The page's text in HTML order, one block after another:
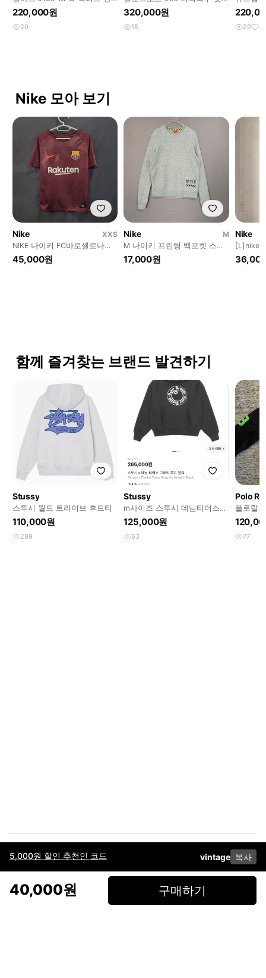
5,000원 할인 추천인 코드 vintage 복사
40,000원 구매하기
장 후드워크자켓 H3268
220,000원
20
볼 바라쿠타 헤링턴 자켓
H3267
320,000원
18
드집업
29 3
Nike 모아 보기
Nike
XXS
NIKE 나이키 FC바로셀로나
17~18 키즈 유니폼
45,000원
Nike
M
M 나이키 프린팅 백포켓 스웻
셔츠 맨투맨
17,000원
Nike
[L]nike
스
함께 즐겨찾는 브랜드 발견하기
Stussy
스투시 월드 트라이브 후드티
110,000원
289
Stussy
m사이즈 스투시 데님티어스
그래픽 후드 블랙
125,000원
63
Polo
폴로랄
랙 네온
77
이용약관고객센터판매개인정보 처리방침사업자 정보다운로드
페이스북